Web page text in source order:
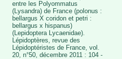
entre les Polyommatus
(Lysandra) de France (polonus :
bellargus X coridon et petri :
bellargus x hispanus)
(Lepidoptera Lycaenidae).
Lépidoptères, revue des
Lépidoptéristes de France, vol.
20, n°50, décembre 2011 : 104 -